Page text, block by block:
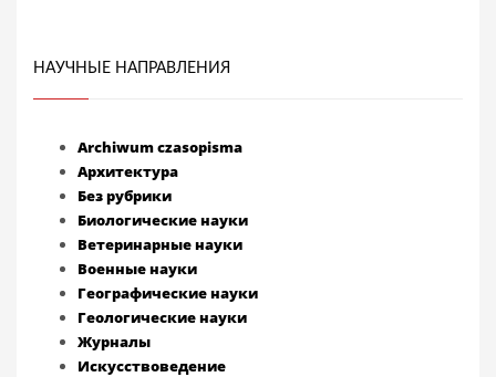
НАУЧНЫЕ НАПРАВЛЕНИЯ
Archiwum czasopisma
Архитектура
Без рубрики
Биологические науки
Ветеринарные науки
Военные науки
Географические науки
Геологические науки
Журналы
Искусствоведение